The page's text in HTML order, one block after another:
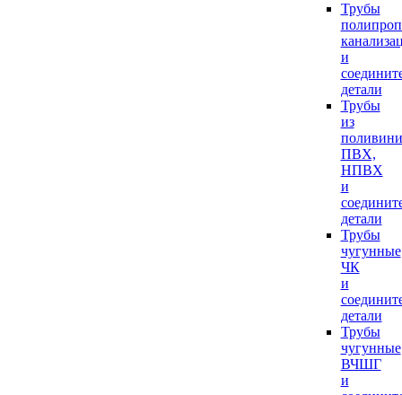
Трубы
и
детали
Трубы
из
ПВХ,
НПВХ
и
детали
Трубы
чугунные
ЧК
и
детали
Трубы
чугунные
ВЧШГ
и